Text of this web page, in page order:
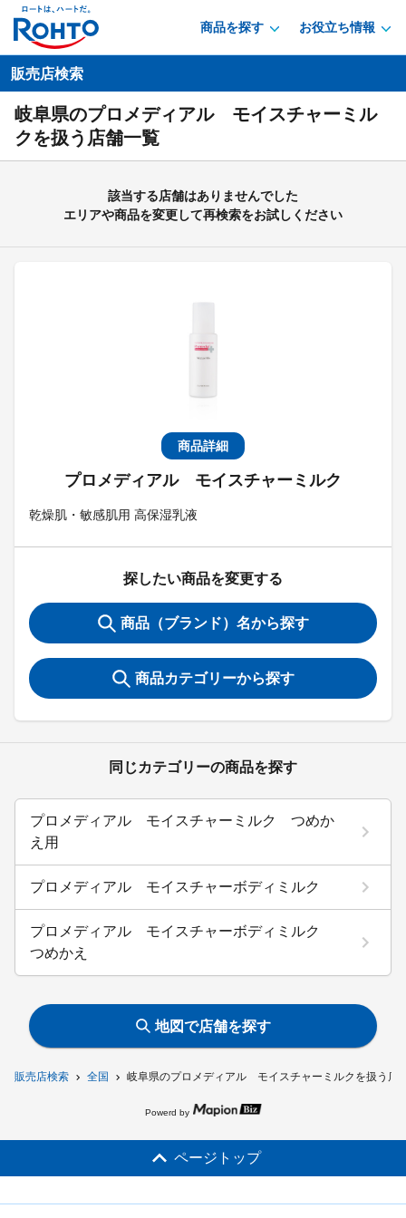
商品を探す お役立ち情報
販売店検索 全国 岐阜県のプロメディアル モイスチャーミルクを扱う店
販売店検索
岐阜県のプロメディアル モイスチャーミル
クを扱う店舗一覧
商品詳細
プロメディアル モイスチャーミルク
乾燥肌・敏感肌用 高保湿乳液
探したい商品を変更する
商品（ブランド）名から探す
商品カテゴリーから探す
同じカテゴリーの商品を探す
プロメディアル モイスチャーミルク つめか
え用
プロメディアル モイスチャーボディミルク
プロメディアル モイスチャーボディミルク
つめかえ
該当する店舗はありませんでした
エリアや商品を変更して再検索をお試しください
地図で店舗を探す
Powerd by
ページトップ